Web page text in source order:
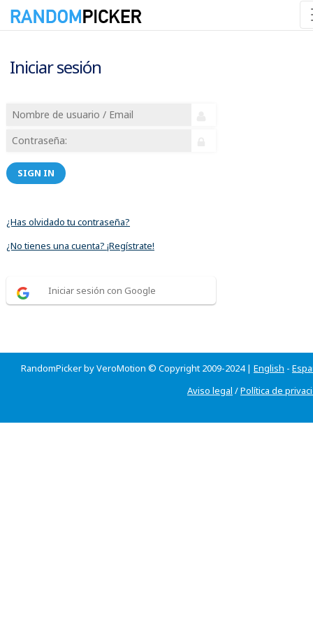
Iniciar sesión
SIGN IN
¿Has olvidado tu contraseña?
¿No tienes una cuenta? ¡Regístrate!
Iniciar sesión con Google
RandomPicker by VeroMotion © Copyright 2009-2024 | English -
Aviso legal /Política de